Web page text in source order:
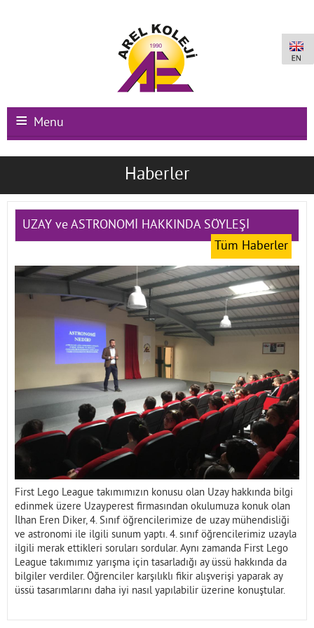
Menu
Ana Sayfa
Okullarımız
Kampüs Olanakları
Haberler
UZAY ve ASTRONOMİ HAKKINDA SÖYLEŞİ
Tüm Haberler
First Lego League takımımızın konusu olan Uzay hakkında bilgi
edinmek üzere Uzayperest firmasından okulumuza konuk olan
İlhan Eren Diker, 4. Sınıf öğrencilerimize de uzay mühendisliği
ve astronomi ile ilgili sunum yaptı. 4. sınıf öğrencilerimiz uzayla
ilgili merak ettikleri soruları sordular. Aynı zamanda First Lego
League takımımız yarışma için tasarladığı ay üssü hakkında da
bilgiler verdiler. Öğrenciler karşılıklı fikir alışverişi yaparak ay
üssü tasarımlarını daha iyi nasıl yapılabilir üzerine konuştular.